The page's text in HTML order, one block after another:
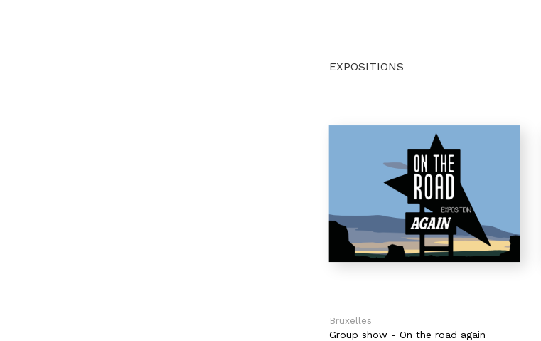
EXPOSITIONS
Bruxelles
Group show - On the road again